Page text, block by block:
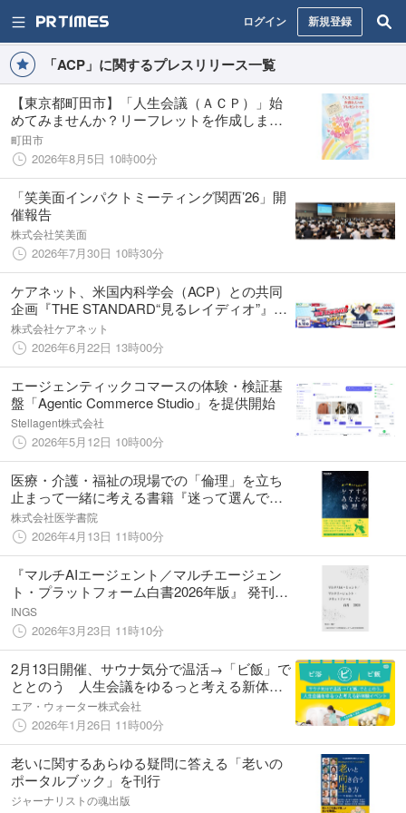
ログイン 新規登録
「ACP」に関するプレスリリース一覧
【東京都町田市】「人生会議（ＡＣＰ）」始
めてみませんか？リーフレットを作成しまし
た
町田市
2026年8月5日 10時00分
「笑美面インパクトミーティング関西’26」開
催報告
株式会社笑美面
2026年7月30日 10時30分
ケアネット、米国内科学会（ACP）との共同
企画『THE STANDARD“見るレイディオ”』を
始動
株式会社ケアネット
2026年6月22日 13時00分
エージェンティックコマースの体験・検証基
盤「Agentic Commerce Studio」を提供開始
Stellagent株式会社
2026年5月12日 10時00分
医療・介護・福祉の現場での「倫理」を立ち
止まって一緒に考える書籍『迷って選んでた
めらって ケアするあなたの倫理学』4/6発売
株式会社医学書院
2026年4月13日 11時00分
『マルチAIエージェント／マルチエージェン
ト・プラットフォーム白書2026年版』 発刊の
お知らせ
INGS
2026年3月23日 11時10分
2月13日開催、サウナ気分で温活→「ビ飯」で
ととのう 人生会議をゆるっと考える新体験
イベント
エア・ウォーター株式会社
2026年1月26日 11時00分
老いに関するあらゆる疑問に答える「老いの
ポータルブック」を刊行
ジャーナリストの魂出版